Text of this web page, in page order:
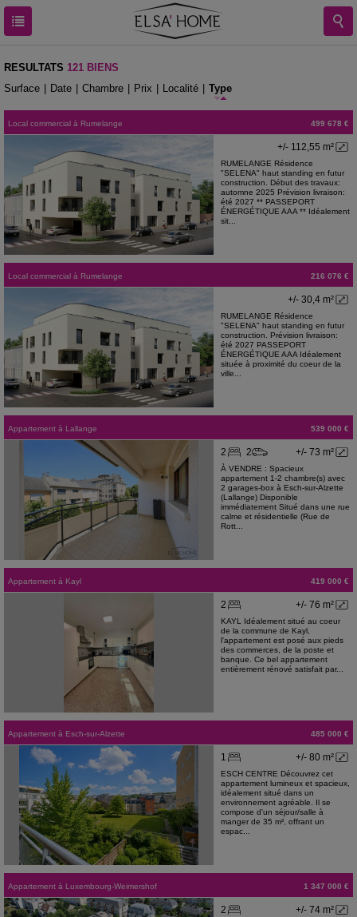
RESULTATS 121 BIENS
Surface
Date Chambre Prix Localité Type
Local commercial à Rumelange 499 678 €
+/- 112,55 m²
RUMELANGE Résidence
"SELENA" haut standing en futur
construction. Début des travaux:
automne 2025 Prévision livraison:
été 2027 ** PASSEPORT
ÉNERGÉTIQUE AAA ** Idéalement
sit...
Local commercial à Rumelange 216 076 €
+/- 30,4 m²
RUMELANGE Résidence
"SELENA" haut standing en futur
construction. Prévision livraison:
été 2027 PASSEPORT
ÉNERGÉTIQUE AAA Idéalement
située à proximité du coeur de la
ville...
Appartement à Lallange 539 000 €
+/- 73 m²
2 2
À VENDRE : Spacieux
appartement 1-2 chambre(s) avec
2 garages-box à Esch-sur-Alzette
(Lallange) Disponible
immédiatement Situé dans une rue
calme et résidentielle (Rue de
Rott...
Appartement à Kayl 419 000 €
+/- 76 m²
2
KAYL Idéalement situé au coeur
de la commune de Kayl,
l'appartement est posé aux pieds
des commerces, de la poste et
banque. Ce bel appartement
entièrement rénové satisfait par...
Appartement à Esch-sur-Alzette 485 000 €
+/- 80 m²
1
ESCH CENTRE Découvrez cet
appartement lumineux et spacieux,
idéalement situé dans un
environnement agréable. Il se
compose d'un séjour/salle à
manger de 35 m², offrant un
espac...
Appartement à Luxembourg-Weimershof 1 347 000 €
+/- 74 m²
2